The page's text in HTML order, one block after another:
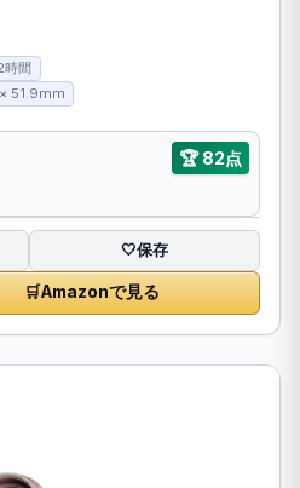
時間
51.9mm
🏆82点
🤍保存
🛒Amazonで見る